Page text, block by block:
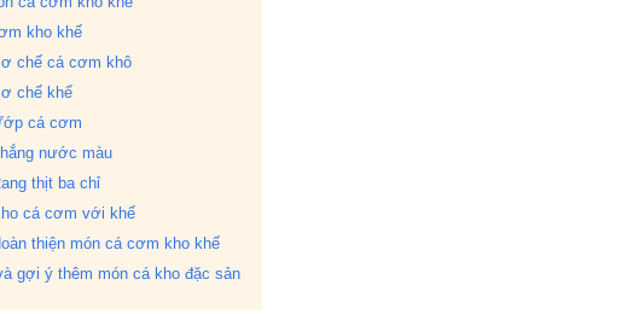
kho khế
chế cá cơm khô
chế khế
cá cơm
nước màu
thịt ba chỉ
cá cơm với khế
thiện món cá cơm kho khế
gợi ý thêm món cá kho đặc sản